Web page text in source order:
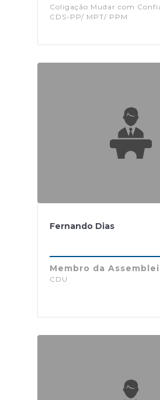
Coligação Mudar com
CDS-PP/ MPT/ PPM
Fernando Dias
Membro da
CDU